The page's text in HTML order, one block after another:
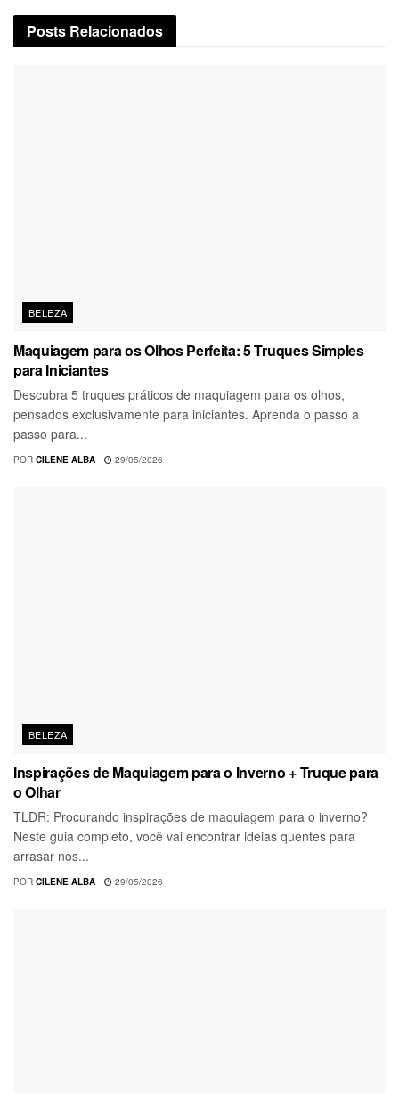
Posts Relacionados
BELEZA
Maquiagem para os Olhos Perfeita: 5 Truques Simples
para Iniciantes
Descubra 5 truques práticos de maquiagem para os olhos,
pensados exclusivamente para iniciantes. Aprenda o passo a
passo para...
POR CILENE ALBA 29/05/2026
BELEZA
Inspirações de Maquiagem para o Inverno + Truque para
o Olhar
TLDR: Procurando inspirações de maquiagem para o inverno?
Neste guia completo, você vai encontrar ideias quentes para
arrasar nos...
POR CILENE ALBA 29/05/2026